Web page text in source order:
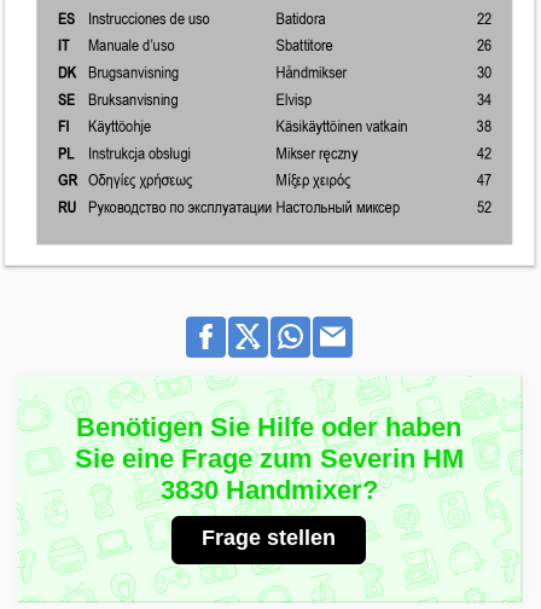
Benötigen Sie Hilfe oder haben
Sie eine Frage zum Severin HM
3830 Handmixer?
Frage stellen